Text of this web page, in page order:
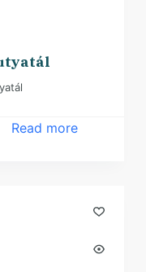
Read more